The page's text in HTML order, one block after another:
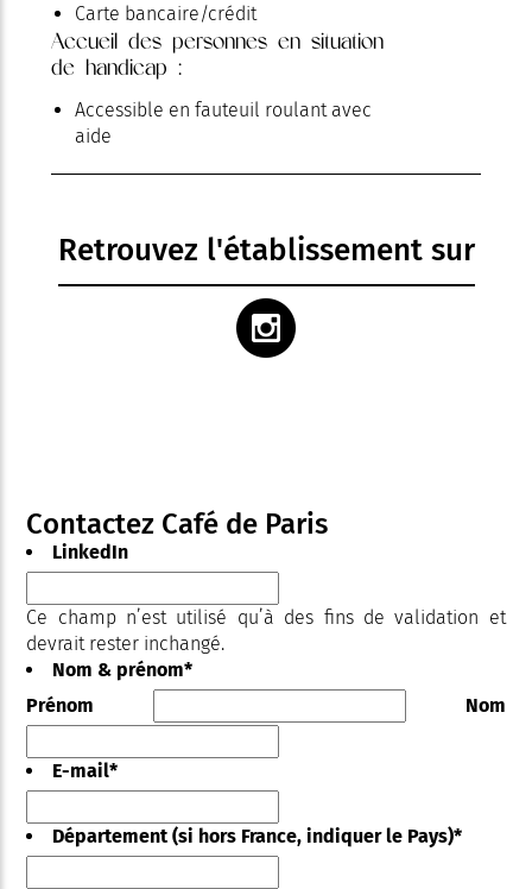
Carte bancaire/crédit
Accueil des personnes en situation
de handicap :
Accessible en fauteuil roulant avec
aide
Retrouvez l'établissement sur
Contactez Café de Paris
LinkedIn
Ce champ n’est utilisé qu’à des fins de validation et
devrait rester inchangé.
Nom & prénom*
Prénom
Nom
E-mail*
Département (si hors France, indiquer le Pays)*